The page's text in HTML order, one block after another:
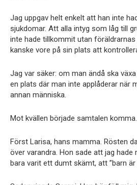
Jag uppgav helt enkelt att han inte
sjukdomar. Att alla intyg som låg till
inte hade tillkommit utan
kanske vore på sin plats att
Jag var säker: om man ändå ska
en plats där man inte applåderar när
annan människa.
Mot kvällen började samtalen komma.
Först Larisa, hans mamma. Rösten
över varandra. Hon sade att jag
bara varit ett dumt skämt, att ”barn